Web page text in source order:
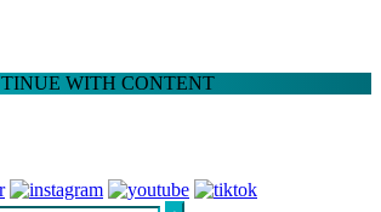
WITH CONTENT